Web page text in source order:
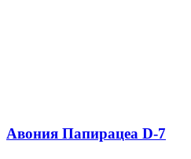
Авония Папирацеа D-7